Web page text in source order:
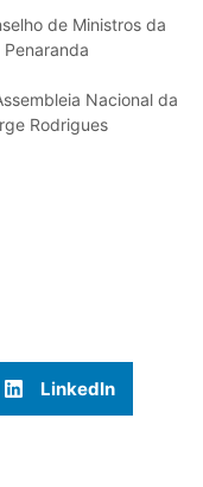
de Ministros da
Nacional da
Rodrigues
LinkedIn